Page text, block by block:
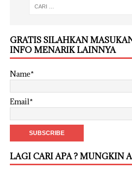
GRATIS SILAHKAN
INFO MENARIK LAINNYA
Name*
Email*
LAGI CARI APA ? MUNGKIN